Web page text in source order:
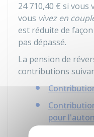
24 710,40 € si vous
vous vivez en
est réduite de
pas dépassé.
La pension de
contributions
pour